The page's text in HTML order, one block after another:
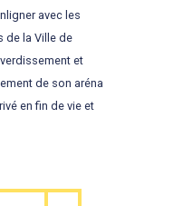
avec les
de la Ville de
et
de son aréna
en fin de vie et